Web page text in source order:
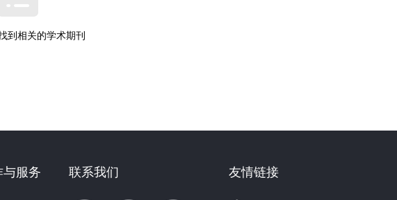
到相关的学术期刊
友情链接
联系我们
与服务